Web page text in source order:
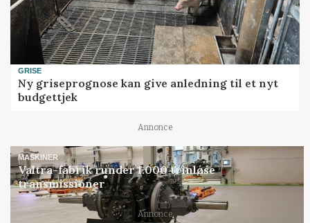
GRISE
Ny griseprognose kan give anledning til et nyt
budgettjek
Annonce
MASKINER
Valtra-fabrik runder 1.000 trinløse
transmissioner
Annonce